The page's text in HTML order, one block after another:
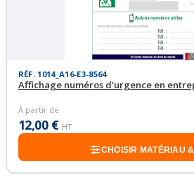
RÉF. 1014_A16-E3-8564
Affichage numéros d'urgence en
À partir de
12,00 € HT
CHOISIR MATÉRIAU